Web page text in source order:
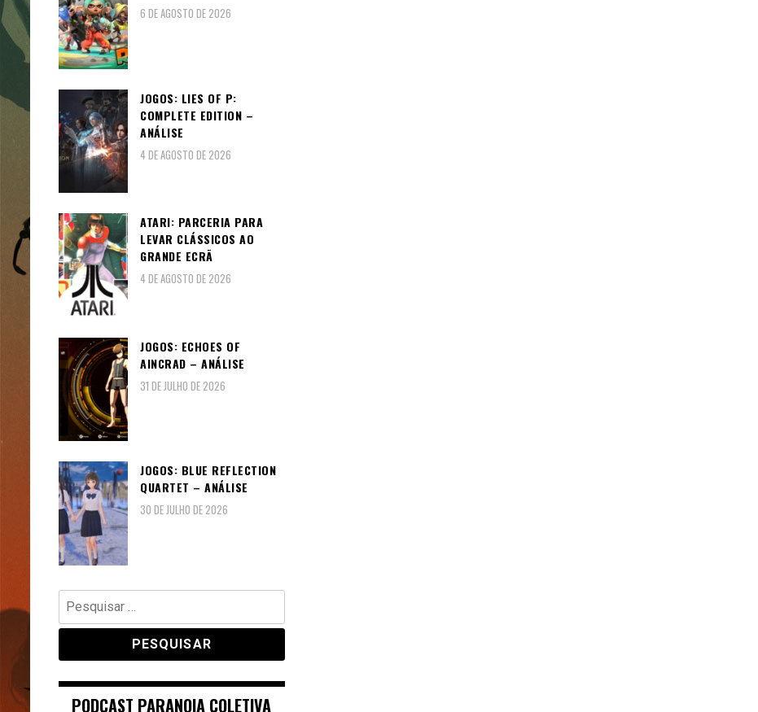
6 DE AGOSTO DE 2026
JOGOS: LIES OF P:
COMPLETE EDITION –
ANÁLISE
4 DE AGOSTO DE 2026
ATARI: PARCERIA PARA
LEVAR CLÁSSICOS AO
GRANDE ECRÃ
4 DE AGOSTO DE 2026
JOGOS: ECHOES OF
AINCRAD – ANÁLISE
31 DE JULHO DE 2026
JOGOS: BLUE REFLECTION
QUARTET – ANÁLISE
30 DE JULHO DE 2026
Pesquisar
por:
PODCAST PARANOIA COLETIVA